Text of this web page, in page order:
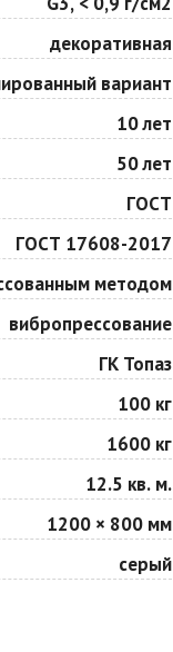
декоративная
вариант
10 лет
50 лет
ГОСТ
ГОСТ 17608-2017
методом
вибропрессование
ГК Топаз
100 кг
1600 кг
12.5 кв. м.
1200 × 800 мм
серый